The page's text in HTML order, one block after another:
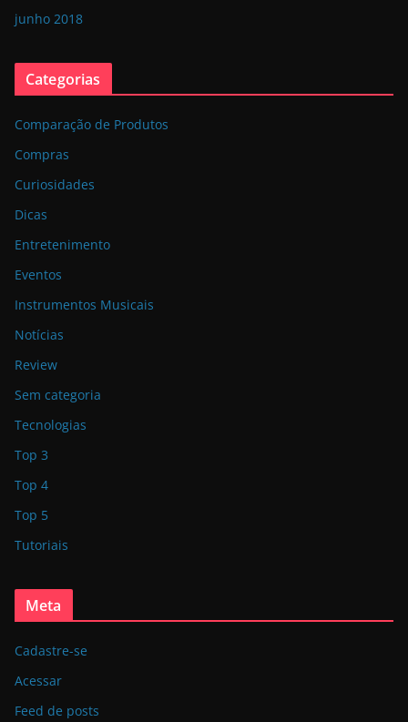
junho 2018
Categorias
Comparação de Produtos
Compras
Curiosidades
Dicas
Entretenimento
Eventos
Instrumentos Musicais
Notícias
Review
Sem categoria
Tecnologias
Top 3
Top 4
Top 5
Tutoriais
Meta
Cadastre-se
Acessar
Feed de posts